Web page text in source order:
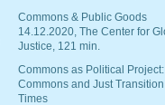
Commons & Public Goods
14.12.2020, The Center for
Justice, 121 min.
Commons as Political Project:
Commons and Just
Times